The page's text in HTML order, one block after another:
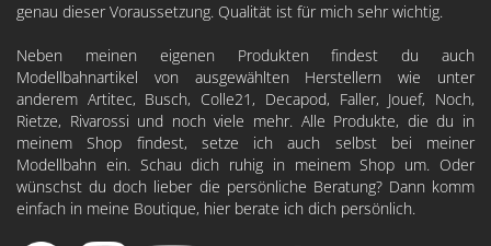
genau dieser Voraussetzung. Qualität ist für mich sehr wichtig.
Neben meinen eigenen Produkten findest du auch
Modellbahnartikel von ausgewählten Herstellern wie unter
anderem Artitec, Busch, Colle21 , Decapod, Faller, Jouef, Noch,
Rietze, Rivarossi und noch viele mehr. Alle Produkte, die du in
meinem Shop findest, setze ich auch selbst bei meiner
Modellbahn ein. Schau dich ruhig in meinem Shop um. Oder
wünschst du doch lieber die persönliche Beratung? Dann komm
einfach in meine Boutique, hier berate ich dich persönlich.